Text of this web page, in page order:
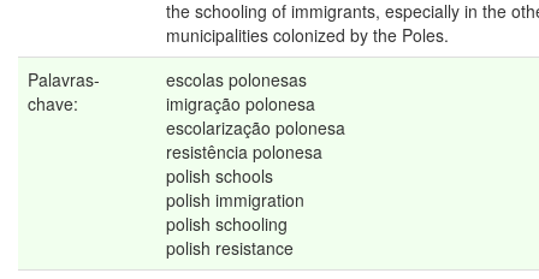
the schooling of immigrants, especially in the
municipalities colonized by the Poles.
Palavras-
chave:
escolas polonesas
imigração polonesa
escolarização polonesa
resistência polonesa
polish schools
polish immigration
polish schooling
polish resistance